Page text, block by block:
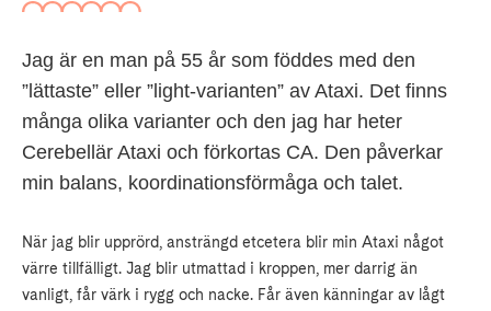
Jag är en man på 55 år som föddes med den
”lättaste” eller ”light-varianten” av Ataxi. Det finns
många olika varianter och den jag har heter
Cerebellär Ataxi och förkortas CA. Den påverkar
min balans, koordinationsförmåga och talet.
När jag blir upprörd, ansträngd etcetera blir min Ataxi något
värre tillfälligt. Jag blir utmattad i kroppen, mer darrig än
vanligt, får värk i rygg och nacke. Får även känningar av lågt